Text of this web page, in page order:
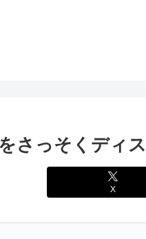
さっそくディ
X